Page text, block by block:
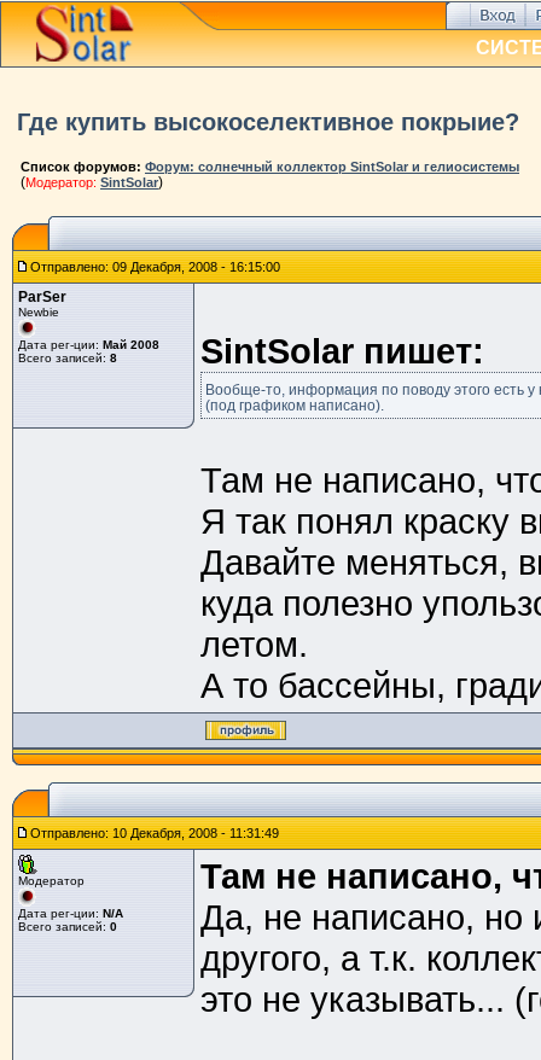
Где купить высокоселективное покрыие?
Список форумов: Форум: солнечный коллектор SintSolar и гелиосистемы
(Модератор: SintSolar)
Отправлено: 09 Декабря, 2008 - 16:15:00
ParSer
Newbie
Дата рег-ции: Май 2008
Всего записей: 8 SintSolar пишет:
Вообще-то, информация по поводу этого есть
(под графиком написано).
Там не написано,
Я так понял краску
Давайте меняться,
куда полезно
летом.
А то бассейны,
Отправлено: 10 Декабря, 2008 - 11:31:49
Модератор
Дата рег-ции: N/A
Всего записей: 0
Там не написано,
Да, не написано, но
другого, а т.к.
это не указывать...